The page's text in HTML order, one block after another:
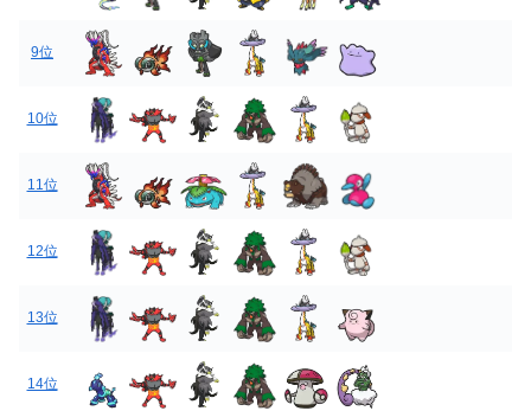
9位
10位
11位
12位
13位
14位